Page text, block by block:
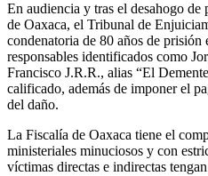
En audiencia y tras el desahogo de
de Oaxaca, el Tribunal de
condenatoria de 80 años de prisión
responsables identificados como
Francisco J.R.R., alias “El
calificado, además de imponer el
del daño.
La Fiscalía de Oaxaca tiene el
ministeriales minuciosos y con
víctimas directas e indirectas